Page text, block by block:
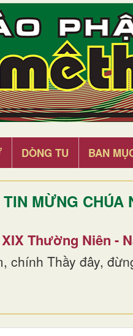
DÒNG TU BAN
TIN MỪNG CHÚA
Thường Niên -
chính Thầy đây,